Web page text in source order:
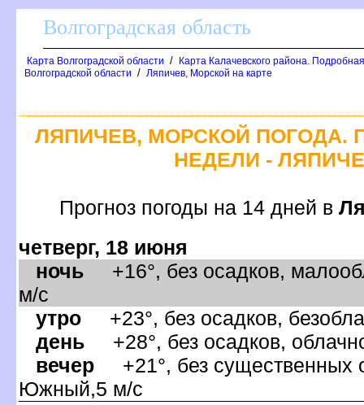
олгоградская область
Карта Волгоградской области /
Карта Калачевского района.
олгоградской области / Ляпичев, Морской на карте
ЛЯПИЧЕВ, МОРСКОЙ ПОГОДА.
НЕДЕЛИ -
Прогноз погоды на 14 дней
четверг, 18 июня
ночь +16°, без осадков,
м/с
утро +23°, без осадков,
день +28°, без осадков,
ечер +21°, без существенных
Южный,5 м/с